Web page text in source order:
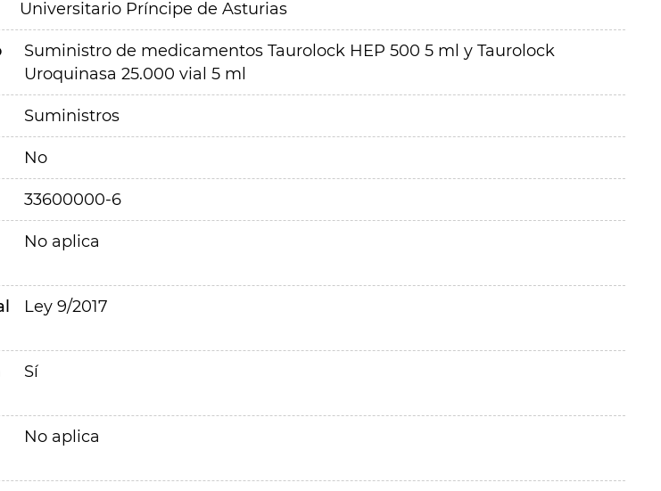
Universitario Príncipe de Asturias
Suministro de medicamentos Taurolock HEP 500 5 ml y Taurolock
Uroquinasa 25.000 vial 5 ml
Suministros
No
33600000-6
No aplica
Ley 9/2017
Sí
No aplica